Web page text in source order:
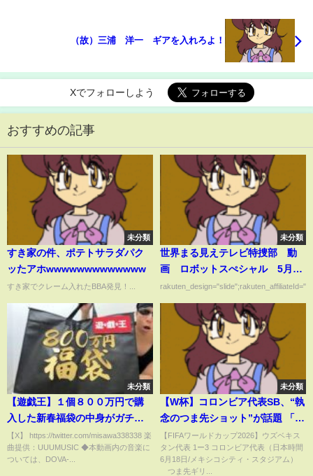
（故）三浦 洋一 ギアを入れろよ！
Xでフォローしよう
おすすめの記事
未分類
すき家の件、ポテトサラダパク
ッたアホwwwwwwwwwwwww
すき家でクレーム入れたBBA発見！...
未分類
世界まる見えテレビ特捜部 動
画 ロボットスぺシャル 5月6
日
未分類
【遊戯王】１個８００万円で購
入した新春福袋の中身がガチで
エグ過ぎるんだが・・・。
【X】 https://twitter.com/misawa338338 楽
曲提供：UUUMUSIC ◆本動画内の音楽に
ついては、DOVA-...
未分類
【W杯】コロンビア代表SB、“執
念のつま先ショット”が話題 「う
わっ」「タイミングも完璧」解
説＆ネットざわつく(ABEMA
TIMES)
【FIFAワールドカップ2026】ウズベキス
タン代表 1ー3 コロンビア代表（日本時間
6月18日/メキシコシティ・スタジアム）
つま先ギリ...